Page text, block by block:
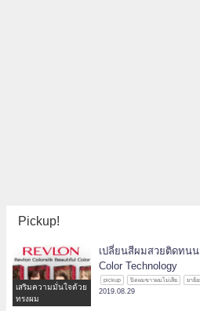
Pickup!
เสริมความมั่นใจด้วย
ทรงผม
เปลี่ยนสีผมสวยติดทน
Color Technology
pickup ปิดผมขาวผมไม่เสีย ยาย้
2019.08.29